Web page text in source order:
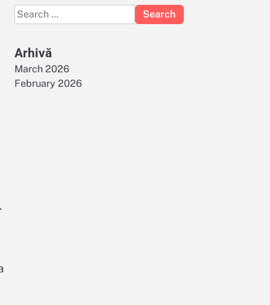
Search
for:
Arhivă
March 2026
February 2026